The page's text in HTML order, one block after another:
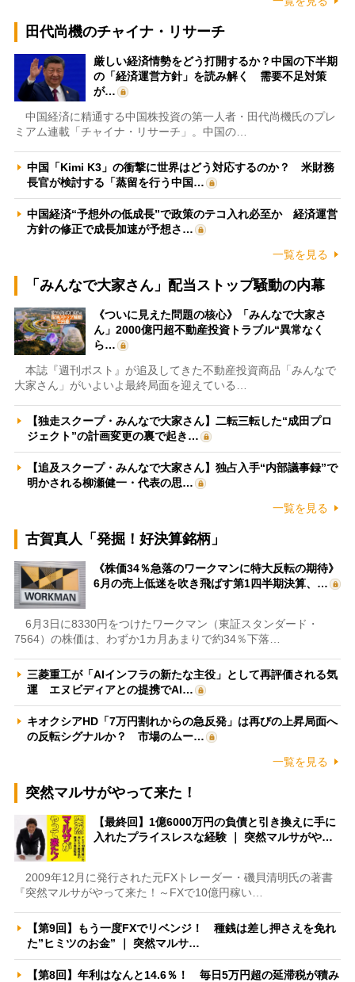
田代尚機のチャイナ・リサーチ
厳しい経済情勢をどう打開するか？中国の下半期
の「経済運営方針」を読み解く 需要不足対策
が…
中国経済に精通する中国株投資の第一人者・田代尚機氏のプレ
ミアム連載「チャイナ・リサーチ」。中国の…
中国「Kimi K3」の衝撃に世界はどう対応するのか？ 米財務
長官が検討する「蒸留を行う中国…
中国経済“予想外の低成長”で政策のテコ入れ必至か 経済運営
方針の修正で成長加速が予想さ…
一覧を見る
「みんなで大家さん」配当ストップ騒動の内幕
《ついに見えた問題の核心》「みんなで大家さ
ん」2000億円超不動産投資トラブル“異常なく
ら…
本誌『週刊ポスト』が追及してきた不動産投資商品「みんなで
大家さん」がいよいよ最終局面を迎えている…
【独走スクープ・みんなで大家さん】二転三転した“成田プロ
ジェクト”の計画変更の裏で起き…
【追及スクープ・みんなで大家さん】独占入手“内部議事録”で
明かされる柳瀬健一・代表の思…
一覧を見る
古賀真人「発掘！好決算銘柄」
《株価34％急落のワークマンに特大反転の期待》
6月の売上低迷を吹き飛ばす第1四半期決算、…
6月3日に8330円をつけたワークマン（東証スタンダード・
7564）の株価は、わずか1カ月あまりで約34％下落…
三菱重工が「AIインフラの新たな主役」として再評価される気
運 エヌビディアとの提携でAI…
キオクシアHD「7万円割れからの急反発」は再びの上昇局面へ
の反転シグナルか？ 市場のムー…
一覧を見る
突然マルサがやって来た！
【最終回】1億6000万円の負債と引き換えに手に
入れたプライスレスな経験 ｜ 突然マルサがや…
2009年12月に発行された元FXトレーダー・磯貝清明氏の著書
『突然マルサがやって来た！～FXで10億円稼い…
【第9回】もう一度FXでリベンジ！ 種銭は差し押さえを免れ
た”ヒミツのお金” ｜ 突然マルサ…
【第8回】年利はなんと14.6％！ 毎日5万円超の延滞税が積み